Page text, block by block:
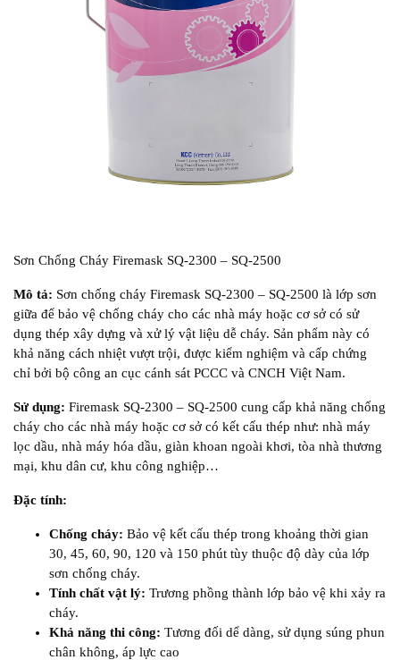
Sơn Chống Cháy Firemask SQ-2300 – SQ-2500
Mô tả: Sơn chống cháy Firemask SQ-2300 – SQ-2500 là lớp sơn
giữa để bảo vệ chống cháy cho các nhà máy hoặc cơ sở có sử
dụng thép xây dựng và xử lý vật liệu dễ cháy. Sản phẩm này có
khả năng cách nhiệt vượt trội, được kiểm nghiệm và cấp chứng
chỉ bởi bộ công an cục cánh sát PCCC và CNCH Việt Nam.
Sử dụng: Firemask SQ-2300 – SQ-2500 cung cấp khả năng chống
cháy cho các nhà máy hoặc cơ sở có kết cấu thép như: nhà máy
lọc dầu, nhà máy hóa dầu, giàn khoan ngoài khơi, tòa nhà thương
mại, khu dân cư, khu công nghiệp…
Đặc tính:
Chống cháy: Bảo vệ kết cấu thép trong khoảng thời gian
30, 45, 60, 90, 120 và 150 phút tùy thuộc độ dày của lớp
sơn chống cháy.
Tính chất vật lý: Trương phồng thành lớp bảo vệ khi xảy ra
cháy.
Khả năng thi công: Tương đối dể dàng, sử dụng súng phun
chân không, áp lực cao